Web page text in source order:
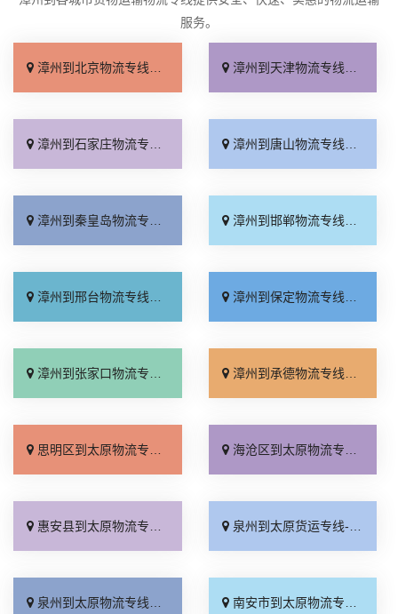
服务。
漳州到北京物流专线_收费标准「服务周到」 漳州到天津物流专线_直达特快专线「需要几天」
漳州到石家庄物流专线_专线快运「全境到达」 漳州到唐山物流专线_高速快运「快速响应」
漳州到秦皇岛物流专线_资质齐全「急你所需」 漳州到邯郸物流专线_全境到达「托运放心」
漳州到邢台物流专线_运价行情「高效快运」 漳州到保定物流专线_准时到货「全程直达」
漳州到张家口物流专线_来电咨询「直通专线」 漳州到承德物流专线_收费标准「合同承运」
思明区到太原物流专线_保证时效「专线直达」 海沧区到太原物流专线_限时必达「门到门配送」
惠安县到太原物流专线_全境派送「定点发车」 泉州到太原货运专线-泉州到太原物流公司_价格实惠「直达往返」
泉州到太原物流专线_高效运输「零担配货」 南安市到太原物流专线_准时准点「要几天到」